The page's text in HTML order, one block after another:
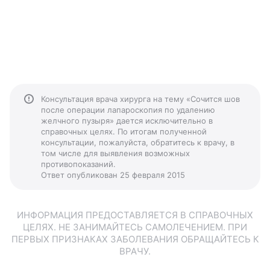
Консультация врача хирурга на тему «Сочится шов
после операции лапароскопия по удалению
желчного пузыря» дается исключительно в
справочных целях. По итогам полученной
консультации, пожалуйста, обратитесь к врачу, в
том числе для выявления возможных
противопоказаний.
Ответ опубликован 25 февраля 2015
ИНФОРМАЦИЯ ПРЕДОСТАВЛЯЕТСЯ В СПРАВОЧНЫХ
ЦЕЛЯХ. НЕ ЗАНИМАЙТЕСЬ САМОЛЕЧЕНИЕМ. ПРИ
ПЕРВЫХ ПРИЗНАКАХ ЗАБОЛЕВАНИЯ ОБРАЩАЙТЕСЬ К
ВРАЧУ.